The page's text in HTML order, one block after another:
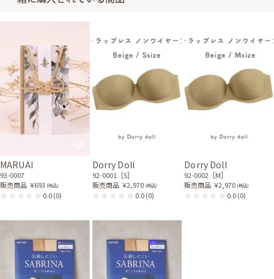
MARUAI
93-0007
販売商品 ￥693 (税込)
0.0(0)
Dorry Doll
92-0001［S］
販売商品 ￥2,970 (税込)
0.0(0)
Dorry Doll
92-0002［M］
販売商品 ￥2,970 (税込)
0.0(0)